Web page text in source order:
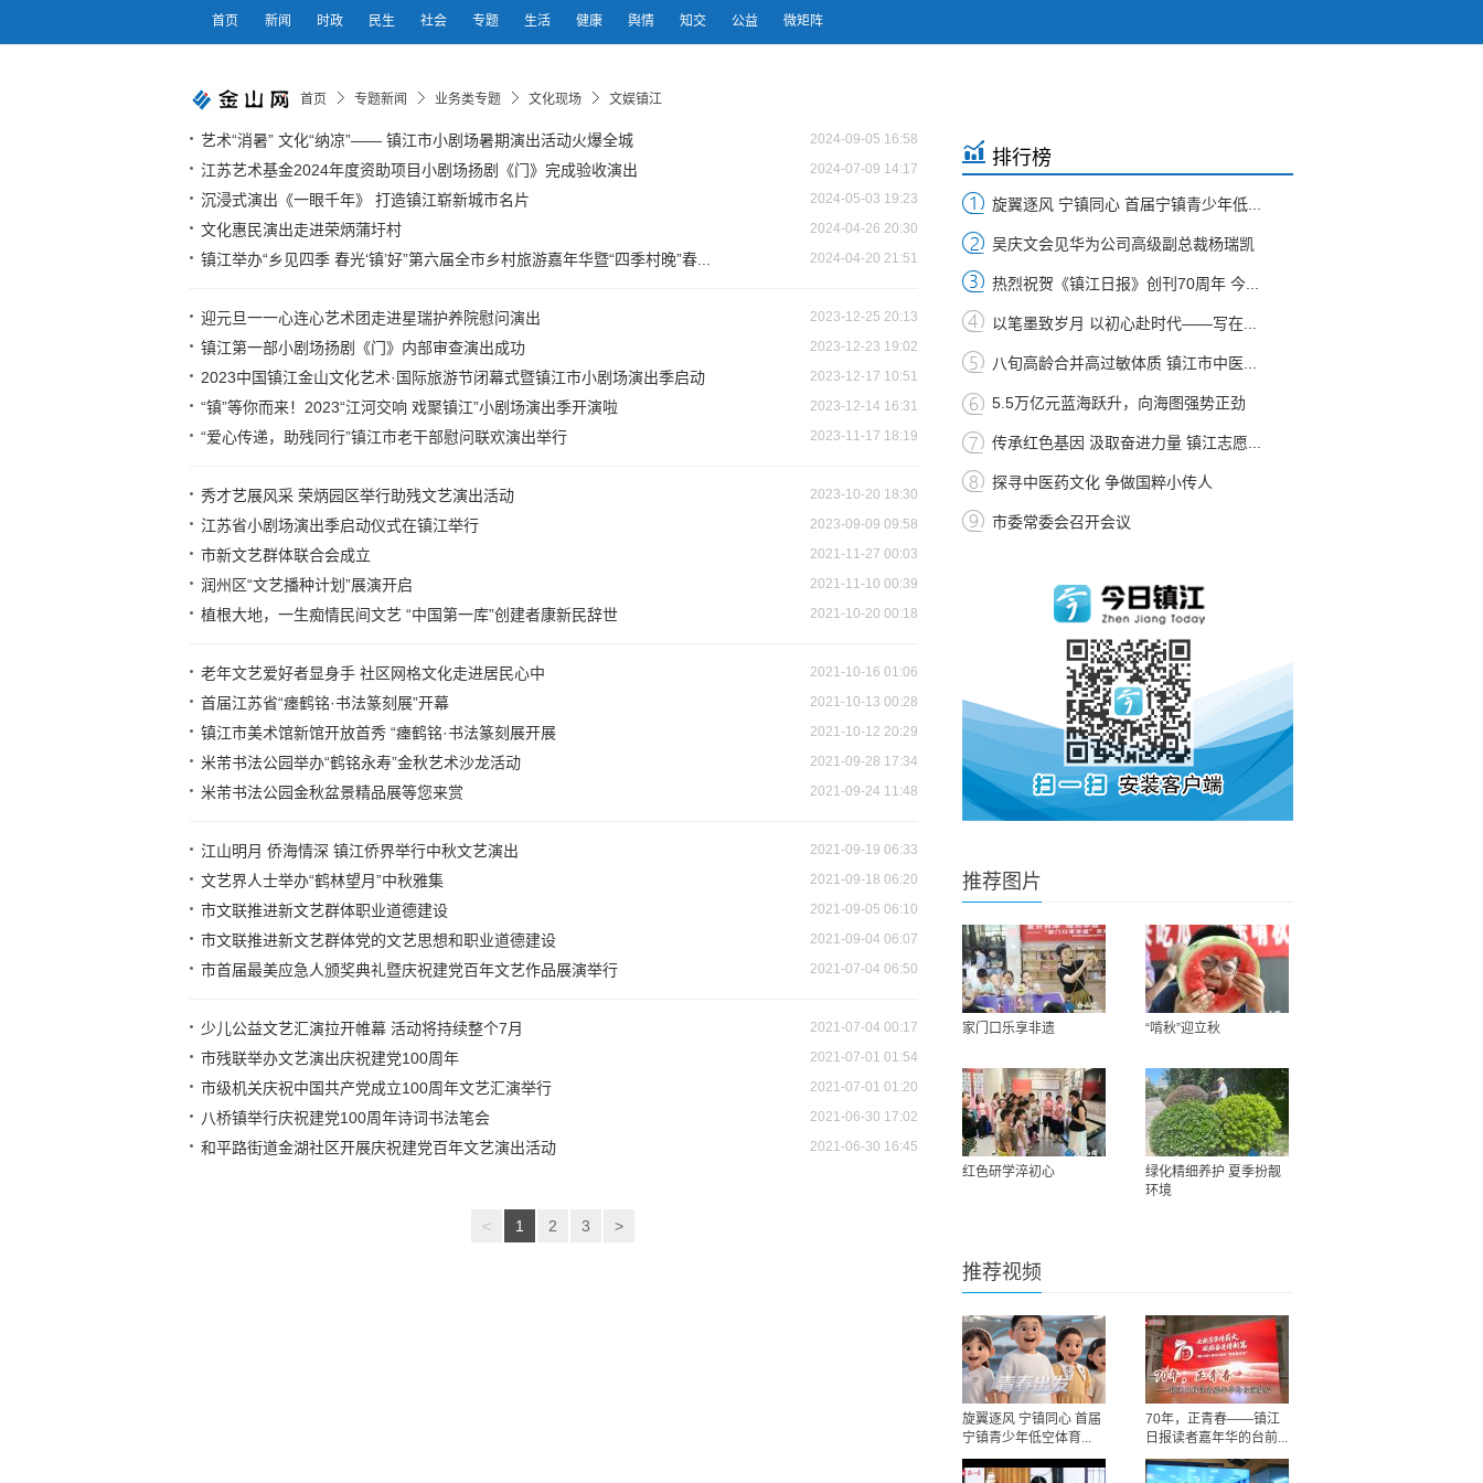
首页 新闻 时政 民生 社会 专题 生活 健康 舆情 知交 公益 微矩阵
首页 专题新闻 业务类专题 文化现场 文娱镇江
艺术“消暑” 文化“纳凉”—— 镇江市小剧场暑期演出活动火爆全城 2024-09-05 16:58
江苏艺术基金2024年度资助项目小剧场扬剧《门》完成验收演出 2024-07-09 14:17
沉浸式演出《一眼千年》 打造镇江崭新城市名片 2024-05-03 19:23
文化惠民演出走进荣炳蒲圩村 2024-04-26 20:30
镇江举办“乡见四季 春光‘镇’好”第六届全市乡村旅游嘉年华暨“四季村晚”春... 2024-04-20 21:51
迎元旦一一心连心艺术团走进星瑞护养院慰问演出 2023-12-25 20:13
镇江第一部小剧场扬剧《门》内部审查演出成功 2023-12-23 19:02
2023中国镇江金山文化艺术·国际旅游节闭幕式暨镇江市小剧场演出季启动 2023-12-17 10:51
“镇”等你而来！2023“江河交响 戏聚镇江”小剧场演出季开演啦 2023-12-14 16:31
“爱心传递，助残同行”镇江市老干部慰问联欢演出举行 2023-11-17 18:19
秀才艺展风采 荣炳园区举行助残文艺演出活动 2023-10-20 18:30
江苏省小剧场演出季启动仪式在镇江举行 2023-09-09 09:58
市新文艺群体联合会成立 2021-11-27 00:03
润州区“文艺播种计划”展演开启 2021-11-10 00:39
植根大地，一生痴情民间文艺 “中国第一库”创建者康新民辞世 2021-10-20 00:18
老年文艺爱好者显身手 社区网格文化走进居民心中 2021-10-16 01:06
首届江苏省“瘗鹤铭·书法篆刻展”开幕 2021-10-13 00:28
镇江市美术馆新馆开放首秀 “瘗鹤铭·书法篆刻展开展 2021-10-12 20:29
米芾书法公园举办“鹤铭永寿”金秋艺术沙龙活动 2021-09-28 17:34
米芾书法公园金秋盆景精品展等您来赏 2021-09-24 11:48
江山明月 侨海情深 镇江侨界举行中秋文艺演出 2021-09-19 06:33
文艺界人士举办“鹤林望月”中秋雅集 2021-09-18 06:20
市文联推进新文艺群体职业道德建设 2021-09-05 06:10
市文联推进新文艺群体党的文艺思想和职业道德建设 2021-09-04 06:07
市首届最美应急人颁奖典礼暨庆祝建党百年文艺作品展演举行 2021-07-04 06:50
少儿公益文艺汇演拉开帷幕 活动将持续整个7月 2021-07-04 00:17
市残联举办文艺演出庆祝建党100周年 2021-07-01 01:54
市级机关庆祝中国共产党成立100周年文艺汇演举行 2021-07-01 01:20
八桥镇举行庆祝建党100周年诗词书法笔会 2021-06-30 17:02
和平路街道金湖社区开展庆祝建党百年文艺演出活动 2021-06-30 16:45
< 1 2 3 >
排行榜
旋翼逐风 宁镇同心 首届宁镇青少年低...
吴庆文会见华为公司高级副总裁杨瑞凯
热烈祝贺《镇江日报》创刊70周年 今...
以笔墨致岁月 以初心赴时代——写在...
八旬高龄合并高过敏体质 镇江市中医...
5.5万亿元蓝海跃升，向海图强势正劲
传承红色基因 汲取奋进力量 镇江志愿...
探寻中医药文化 争做国粹小传人
市委常委会召开会议
推荐图片
家门口乐享非遗 “啃秋”迎立秋
红色研学淬初心
绿化精细养护 夏季扮靓
环境
推荐视频
旋翼逐风 宁镇同心 首届
宁镇青少年低空体育...
70年，正青春——镇江
日报读者嘉年华的台前...